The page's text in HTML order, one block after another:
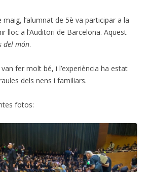
l’alumnat de 5è va participar a la
lloc a l’Auditori de Barcelona. Aquest
del món.
fer molt bé, i l’experiència ha estat
dels nens i familiars.
fotos: